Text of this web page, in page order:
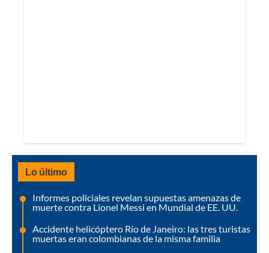
Lo último
Informes policiales revelan supuestas amenazas de
muerte contra Lionel Messi en Mundial de EE. UU.
Accidente helicóptero Río de Janeiro: las tres turistas
muertas eran colombianas de la misma familia